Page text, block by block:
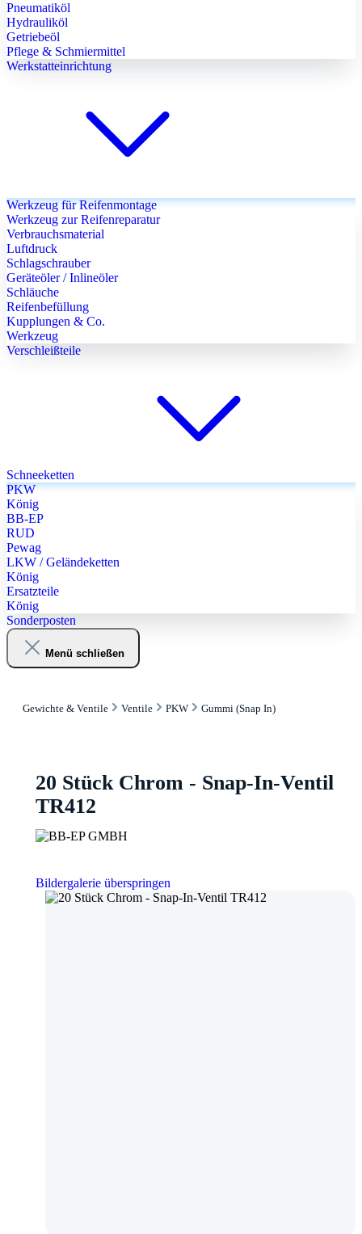
Pneumatiköl
Hydrauliköl
Getriebeöl
Pflege & Schmiermittel
Werkstatteinrichtung
Werkzeug für Reifenmontage
Werkzeug zur Reifenreparatur
Verbrauchsmaterial
Luftdruck
Schlagschrauber
Geräteöler / Inlineöler
Schläuche
Reifenbefüllung
Kupplungen & Co.
Werkzeug
Verschleißteile
Schneeketten
PKW
König
BB-EP
RUD
Pewag
LKW / Geländeketten
König
Ersatzteile
König
Sonderposten
Menü schließen
Gewichte & Ventile Ventile PKW Gummi (Snap In)
20 Stück Chrom - Snap-In-Ventil
TR412
Bildergalerie überspringen